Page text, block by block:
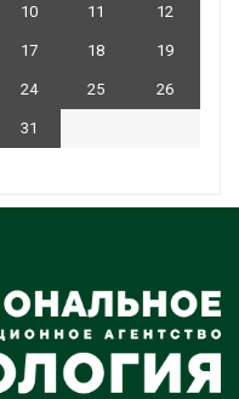
10 11 12
17 18 19
24 25 26
31